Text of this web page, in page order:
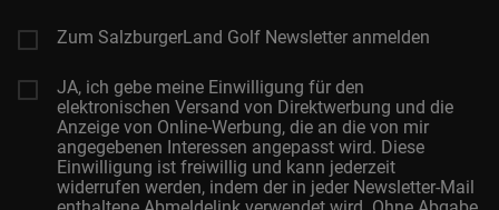
Zum SalzburgerLand Golf Newsletter anmelden
JA, ich gebe meine Einwilligung für den
elektronischen Versand von Direktwerbung und die
Anzeige von Online-Werbung, die an die von mir
angegebenen Interessen angepasst wird. Diese
Einwilligung ist freiwillig und kann jederzeit
widerrufen werden, indem der in jeder Newsletter-Mail